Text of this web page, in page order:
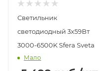
Светильник
светодиодный 3х59Вт
3000-6500K Sfera Sveta
Мало